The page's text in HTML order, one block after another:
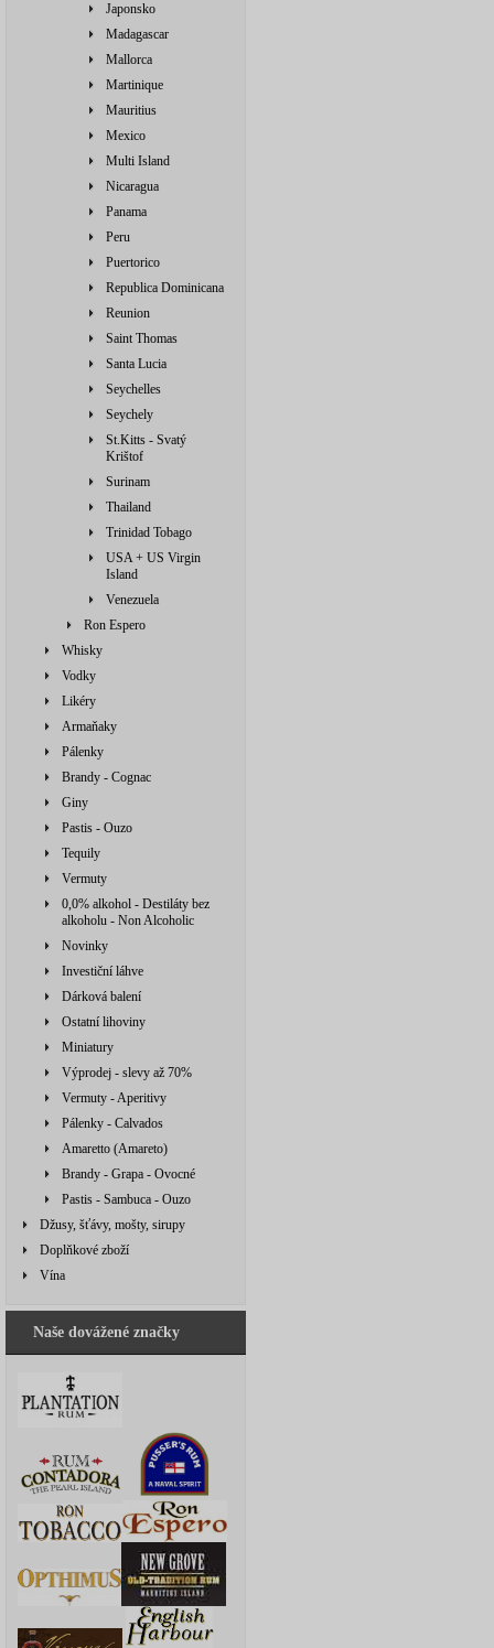
Japonsko
Madagascar
Mallorca
Martinique
Mauritius
Mexico
Multi Island
Nicaragua
Panama
Peru
Puertorico
Republica Dominicana
Reunion
Saint Thomas
Santa Lucia
Seychelles
Seychely
St.Kitts - Svatý
Krištof
Surinam
Thailand
Trinidad Tobago
USA + US Virgin
Island
Venezuela
Ron Espero
Whisky
Vodky
Likéry
Armaňaky
Pálenky
Brandy - Cognac
Giny
Pastis - Ouzo
Tequily
Vermuty
0,0% alkohol - Destiláty bez
alkoholu - Non Alcoholic
Novinky
Investiční láhve
Dárková balení
Ostatní lihoviny
Miniatury
Výprodej - slevy až 70%
Vermuty - Aperitivy
Pálenky - Calvados
Amaretto (Amareto)
Brandy - Grapa - Ovocné
Pastis - Sambuca - Ouzo
Džusy, šťávy, mošty, sirupy
Doplňkové zboží
Vína
Naše dovážené značky